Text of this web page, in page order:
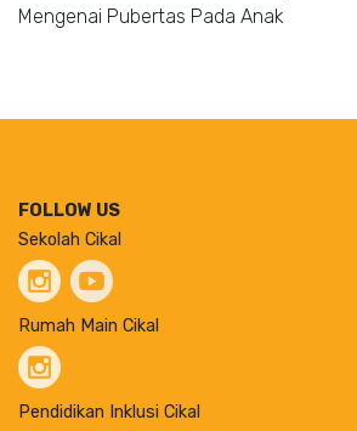
Mengenai Pubertas Pada Anak
FOLLOW US
Sekolah Cikal
Rumah Main Cikal
Pendidikan Inklusi Cikal